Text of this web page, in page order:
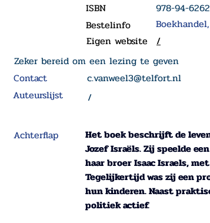
ISBN
Bestelinfo
Eigen website
978-94-
/
Zeker bereid om een lezing te geven
Contact
Auteurslijst
c.vanweel3@telfort.nl
/
Achterflap
Het boek beschrijft de
Jozef Israëls. Zij speelde
haar broer Isaac Israels,
Tegelijkertijd was zij een
hun kinderen. Naast
politiek actief.